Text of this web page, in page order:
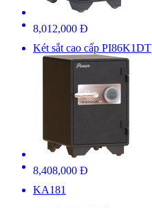
8,012,000 Đ
Két sắt cao cấp PI86K1DT
8,408,000 Đ
KA181